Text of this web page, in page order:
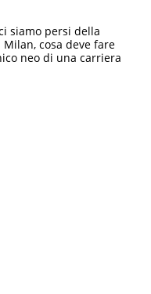
siamo persi della
cosa deve fare
neo di una carriera